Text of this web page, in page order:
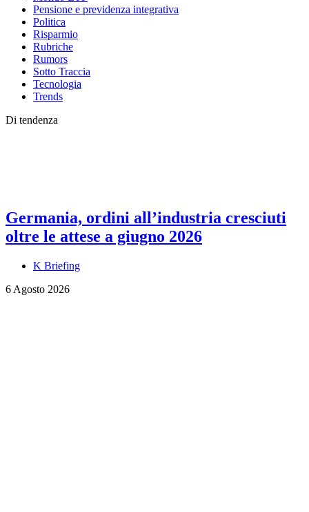
Pensione e previdenza integrativa
Politica
Risparmio
Rubriche
Rumors
Sotto Traccia
Tecnologia
Trends
Di tendenza
Germania, ordini all’industria cresciuti
oltre le attese a giugno 2026
K Briefing
6 Agosto 2026